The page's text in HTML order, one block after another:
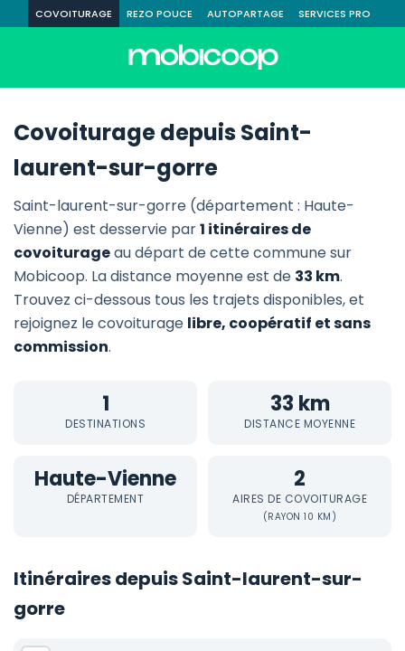
COVOITURAGE REZO POUCE AUTOPARTAGE SERVICES PRO
Covoiturage depuis Saint-
laurent-sur-gorre
Saint-laurent-sur-gorre (département : Haute-
Vienne) est desservie par1 itinéraires de
covoiturageau départ de cette commune sur
Mobicoop. La distance moyenne est de 33 km.
Trouvez ci-dessous tous les trajets disponibles, et
rejoignez le covoiturage libre, coopératif et sans
commission.
1
DESTINATIONS
33 km
DISTANCE MOYENNE
Haute-Vienne
DÉPARTEMENT
2
AIRES DE COVOITURAGE
(RAYON 10 KM)
Itinéraires depuis Saint-laurent-sur-
gorre